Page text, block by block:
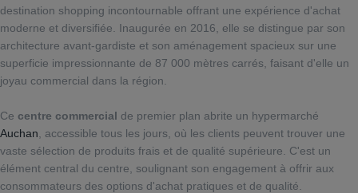
destination shopping incontournable offrant une expérience d'achat
moderne et diversifiée. Inaugurée en 2016, elle se distingue par son
architecture avant-gardiste et son aménagement spacieux sur une
superficie impressionnante de 87 000 mètres carrés, faisant d'elle un
joyau commercial dans la région.
Ce centre commercial de premier plan abrite un hypermarché
Auchan , accessible tous les jours, où les clients peuvent trouver une
vaste sélection de produits frais et de qualité supérieure. C'est un
élément central du centre, soulignant son engagement à offrir aux
consommateurs des options d'achat pratiques et de qualité.